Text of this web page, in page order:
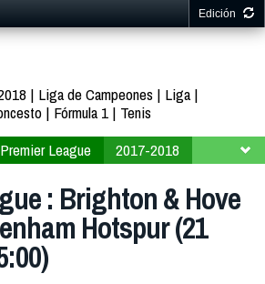
Edición
Liga de Campeones
Liga
Fórmula 1
Tenis
Premier League
2017-2018
: Brighton & Hove
Hotspur (21